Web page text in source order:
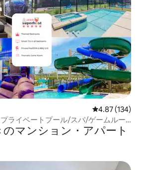
レビュー134
4.87 (134)
ライベートプール/スパ/ゲームルー
マンション・アパート